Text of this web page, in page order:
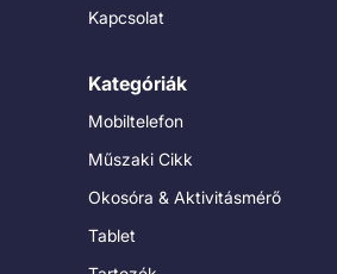
Kapcsolat
Kategóriák
Mobiltelefon
Műszaki Cikk
Okosóra & Aktivitásmérő
Tablet